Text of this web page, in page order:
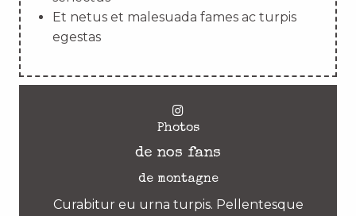
Et netus et malesuada fames ac turpis
egestas
Photos
de nos fans
de montagne
Curabitur eu urna turpis. Pellentesque